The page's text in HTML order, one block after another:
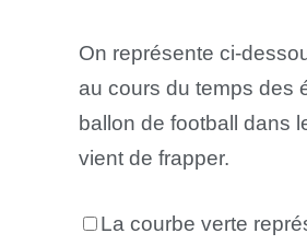
On représente ci-
au cours du temps des
ballon de football dans
vient de frapper.
La courbe verte